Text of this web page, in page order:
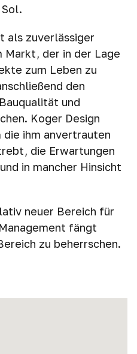
als zuverlässiger
Markt, der in der Lage
zum Leben zu
den
und
Koger Design
die ihm anvertrauten
die Erwartungen
in mancher Hinsicht
neuer Bereich für
fängt
zu beherrschen.